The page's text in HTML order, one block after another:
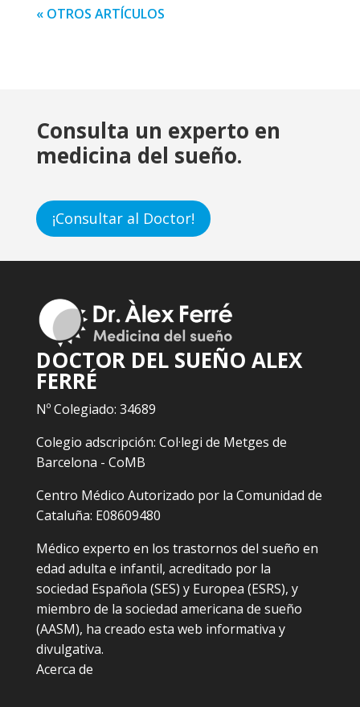
« OTROS ARTÍCULOS
Consulta un experto en
medicina del sueño.
¡Consultar al Doctor!
DOCTOR DEL SUEÑO ALEX
FERRÉ
Nº Colegiado: 34689
Colegio adscripción: Col·legi de Metges de
Barcelona - CoMB
Centro Médico Autorizado por la Comunidad de
Cataluña: E08609480
Médico experto en los trastornos del sueño en
edad adulta e infantil, acreditado por la
sociedad Española (SES) y Europea (ESRS), y
miembro de la sociedad americana de sueño
(AASM), ha creado esta web informativa y
divulgativa.
Acerca de